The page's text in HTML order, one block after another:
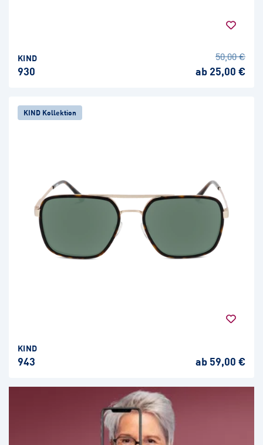
KIND
930
50,00 €
ab 25,00 €
KIND Kollektion
KIND
943 ab 59,00 €